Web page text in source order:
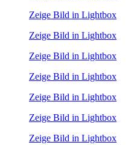
Zeige Bild in Lightbox
Zeige Bild in Lightbox
Zeige Bild in Lightbox
Zeige Bild in Lightbox
Zeige Bild in Lightbox
Zeige Bild in Lightbox
Zeige Bild in Lightbox